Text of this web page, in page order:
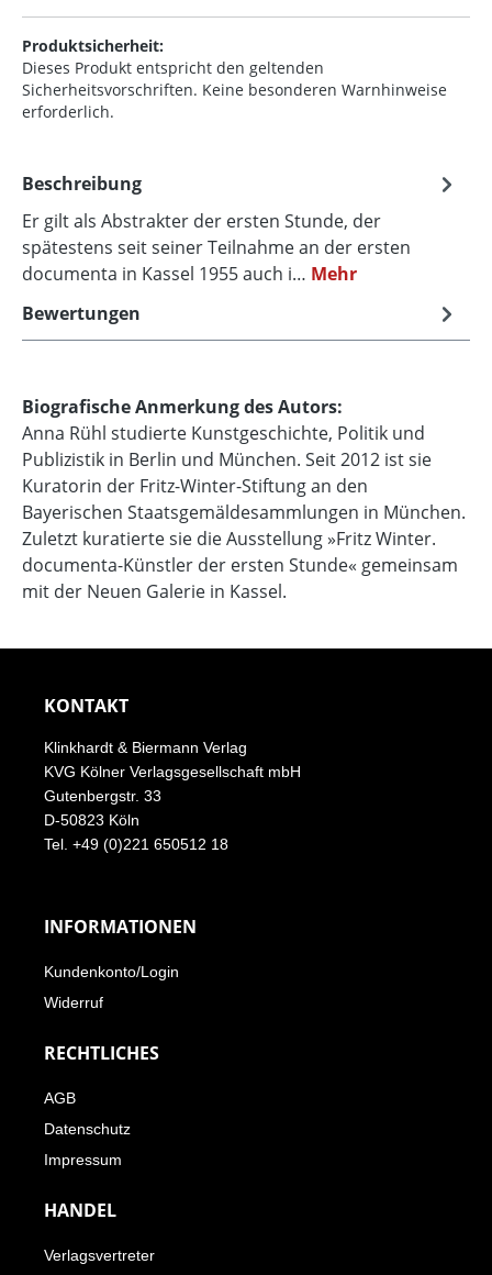
Produktsicherheit:
Dieses Produkt entspricht den geltenden
Sicherheitsvorschriften. Keine besonderen Warnhinweise
erforderlich.
Beschreibung
Er gilt als Abstrakter der ersten Stunde, der
spätestens seit seiner Teilnahme an der ersten
documenta in Kassel 1955 auch i… Mehr
Bewertungen
Biografische Anmerkung des Autors:
Anna Rühl studierte Kunstgeschichte, Politik und
Publizistik in Berlin und München. Seit 2012 ist sie
Kuratorin der Fritz-Winter-Stiftung an den
Bayerischen Staatsgemäldesammlungen in München.
Zuletzt kuratierte sie die Ausstellung »Fritz Winter.
documenta-Künstler der ersten Stunde« gemeinsam
mit der Neuen Galerie in Kassel.
KONTAKT
Klinkhardt & Biermann Verlag
KVG Kölner Verlagsgesellschaft mbH
Gutenbergstr. 33
D-50823 Köln
Tel. +49 (0)221 650512 18
INFORMATIONEN
Kundenkonto/Login
Widerruf
RECHTLICHES
AGB
Datenschutz
Impressum
HANDEL
Verlagsvertreter